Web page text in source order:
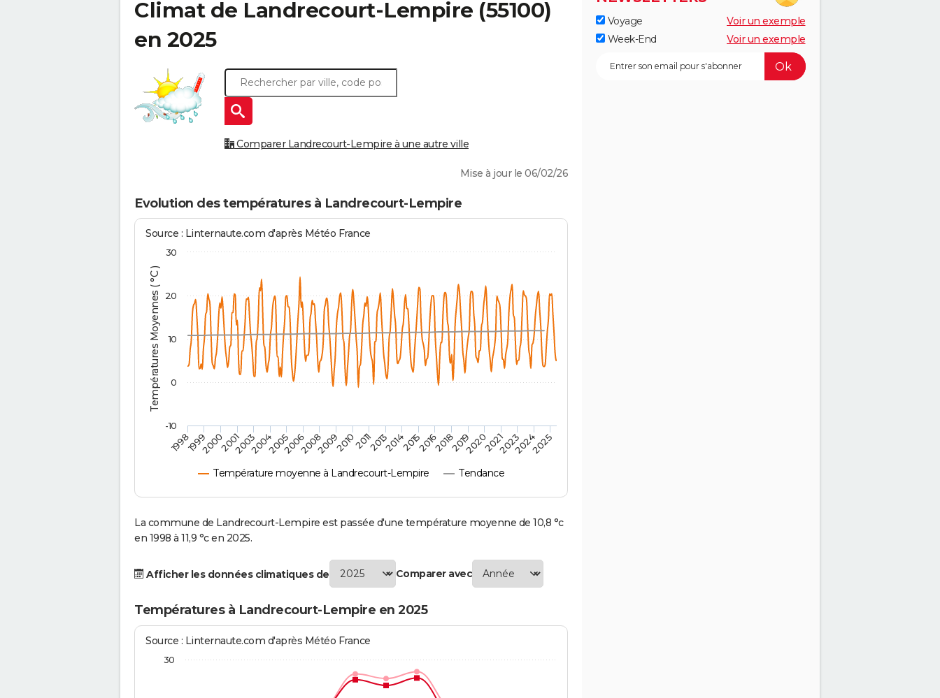
Climat de Landrecourt-Lempire (55100)
en 2025
Comparer Landrecourt-Lempire à une autre ville
Mise à jour le 06/02/26
Evolution des températures à Landrecourt-Lempire
Températures Moyennes ( °C )
Source : Linternaute.com d'après Météo France
Température moyenne à Landrecourt-Lempire Tendance
1998 2014
199920002001200320042005200620082009201020112013 201520162018201920202021202320242025
-10
0
10
20
30
La commune de Landrecourt-Lempire est passée d'une température moyenne de 10,8 °c
en 1998 à 11,9 °c en 2025.
Afficher les données climatiques de Comparer avec
Températures à Landrecourt-Lempire en 2025
Source : Linternaute.com d'après Météo France
30
Voyage
Voir un exemple
Week-End
Voir un exemple